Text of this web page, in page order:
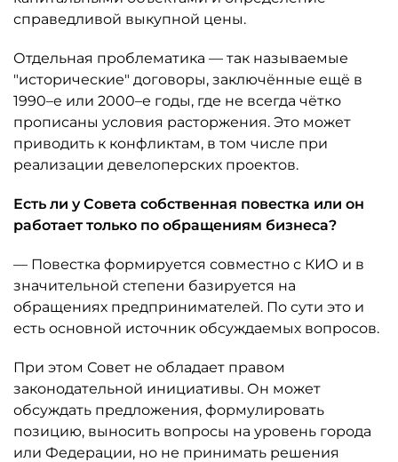
справедливой выкупной цены.
Отдельная проблематика — так называемые
"исторические" договоры, заключённые ещё в
1990–е или 2000–е годы, где не всегда чётко
прописаны условия расторжения. Это может
приводить к конфликтам, в том числе при
реализации девелоперских проектов.
Есть ли у Совета собственная повестка или он
работает только по обращениям бизнеса?
— Повестка формируется совместно с КИО и в
значительной степени базируется на
обращениях предпринимателей. По сути это и
есть основной источник обсуждаемых вопросов.
При этом Совет не обладает правом
законодательной инициативы. Он может
обсуждать предложения, формулировать
позицию, выносить вопросы на уровень города
или Федерации, но не принимать решения